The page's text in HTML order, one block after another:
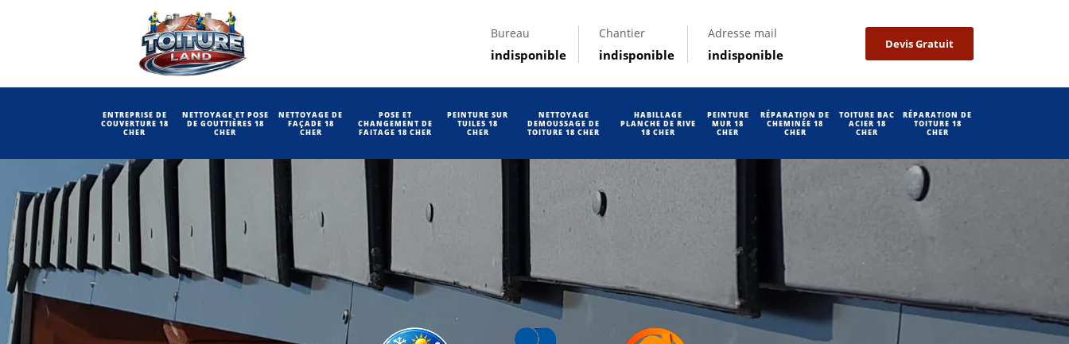
Bureau
indisponible
Chantier
indisponible
Adresse mail
indisponible
Devis Gratuit
ENTREPRISE DE
COUVERTURE 18
CHER
NETTOYAGE ET POSE
DE GOUTTIÈRES 18
CHER
NETTOYAGE DE
FAÇADE 18
CHER
POSE ET
CHANGEMENT DE
FAITAGE 18 CHER
PEINTURE SUR
TUILES 18
CHER
NETTOYAGE
DEMOUSSAGE DE
TOITURE 18 CHER
HABILLAGE
PLANCHE DE RIVE
18 CHER
PEINTURE
MUR 18
CHER
RÉPARATION DE
CHEMINÉE 18
CHER
TOITURE BAC
ACIER 18
CHER
RÉPARATION DE
TOITURE 18
CHER